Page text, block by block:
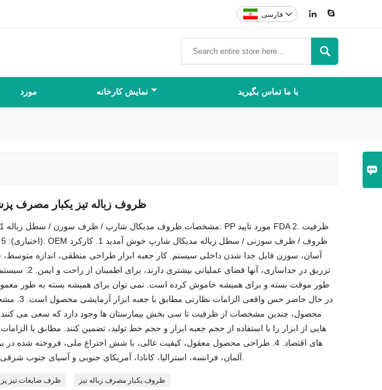

  فارسی 

مورد نمایش کارخانه با ما تماس بگیرید
ظروف زباله تیز یکبار مصرف
آسان، سوزن قابل جدا شدن داخلی سیستم. کار جعبه ابزار طراحی منطقی، اندازه
تزریق در جداسازی، آنها فضای عملیاتی بیشتری
طور موقت بسته و برای همیشه خاموش کرده است. نمی توان برای همیشه بسته به طور
در حال حاضر حس واقعی الزامات نظارتی
محصول، چندین مشخصات از ظرفیت تا سی بخش بیمارستان ها وجود دارد که سعی می
هایی از ابزار را با استفاده از حجم جعبه ابزار و حجم خط تولید، تضمین کنند. مطابق با
های اقتصاد. 4. طراحی محصول معقول، کیفیت عالی، با شش اختراع ملی، فروخته شده در
ظرف ضایعات تیز ظروف یکبار مصرف زباله تیز